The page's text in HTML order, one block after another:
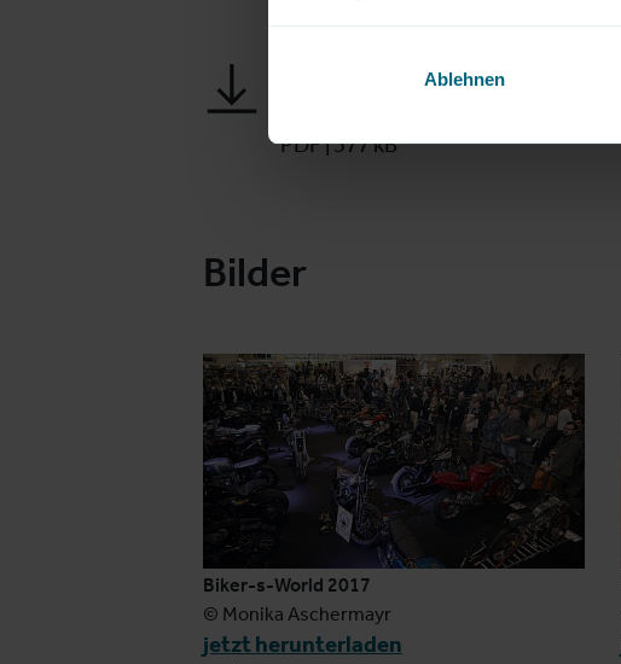
Ablehnen
Schlussbericht
PDF|377 kB
Bilder
Biker-s-World 2017
© Monika Aschermayr
jetzt herunterladen